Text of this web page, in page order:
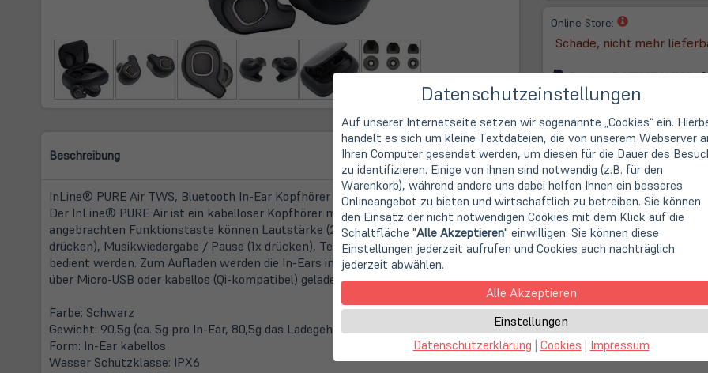
Online Store:
(öffnet
in
neuem
Schade, nicht mehr
Beschreibung
InLine® PURE Air TWS, Bluetooth In-Ear Kopfhörer mit True wireless Stereo, mit Qi-Case PowerBank
Der InLine® PURE Air ist ein kabelloser Kopfhörer mit Freisprechfunktion für Bluetooth-Geräte wie Mobiltelefone oder
angebrachten Funktionstaste können Lautstärke (2x drücken), Musikwahl „vor“ (Taste rechter Hörer 3 Sekunden
drücken), Musikwiedergabe / Pause (1x drücken), Telefonanrufe (1x drücken bei eingehendem Anruf) und
bedient werden. Zum Aufladen werden die In-Ears in das Ladegehäuse gelegt (bis zu 8 Mal möglich, sofern das
über Micro-USB oder kabellos (Qi-kompatibel) geladen. Zusätzlich kann das Ladegehäuse als Powerbank über die USB-
Farbe: Schwarz
Gewicht: 90,5g (ca. 5g pro In-Ear, 80,5g das Ladegehäuse)
Form: In-Ear kabellos
Wasser Schutzklasse: IPX6
Datenschutzeinstellungen
Auf unserer Internetseite setzen wir sogenannte „Cookies“ ein.
handelt es sich um kleine Textdateien, die von unserem Webserver
Ihren Computer gesendet werden, um diesen für die Dauer des
zu identifizieren. Einige von ihnen sind notwendig (z.B. für den
Warenkorb), während andere uns dabei helfen Ihnen ein besseres
Onlineangebot zu bieten und wirtschaftlich zu betreiben. Sie können
den Einsatz der nicht notwendigen Cookies mit dem Klick auf die
Schaltfläche "Alle Akzeptieren" einwilligen. Sie können diese
Einstellungen jederzeit aufrufen und Cookies auch nachträglich
jederzeit abwählen.
Alle Akzeptieren
Einstellungen
Datenschutzerklärung | Cookies | Impressum